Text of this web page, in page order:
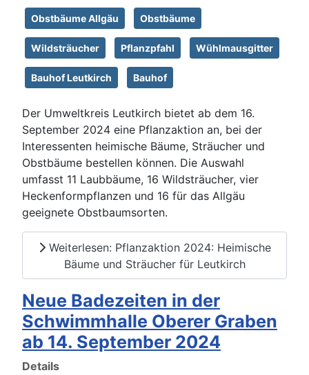
Obstbäume Allgäu Obstbäume
Wildsträucher Pflanzpfahl Wühlmausgitter
Bauhof Leutkirch Bauhof
Der Umweltkreis Leutkirch bietet ab dem 16.
September 2024 eine Pflanzaktion an, bei der
Interessenten heimische Bäume, Sträucher und
Obstbäume bestellen können. Die Auswahl
umfasst 11 Laubbäume, 16 Wildsträucher, vier
Heckenformpflanzen und 16 für das Allgäu
geeignete Obstbaumsorten.
Weiterlesen: Pflanzaktion 2024: Heimische
Bäume und Sträucher für Leutkirch
Neue Badezeiten in der
Schwimmhalle Oberer Graben
ab 14. September 2024
Details